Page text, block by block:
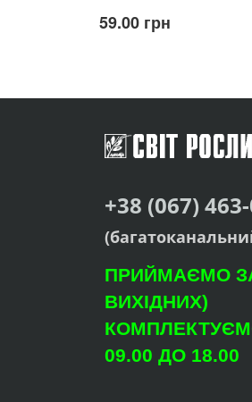
59.00 грн
+38 (067)
ПРИЙМАЄМО
ВИХІДНИХ)
09.00 ДО 18.00